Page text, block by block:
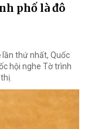
phố là đô
thứ nhất, Quốc
hội nghe Tờ trình